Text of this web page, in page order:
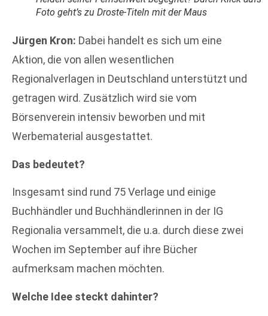
Foto geht’s zu Droste-Titeln mit der Maus
Jürgen Kron: Dabei handelt es sich um eine
Aktion, die von allen wesentlichen
Regionalverlagen in Deutschland unterstützt und
getragen wird. Zusätzlich wird sie vom
Börsenverein intensiv beworben und mit
Werbematerial ausgestattet.
Das bedeutet?
Insgesamt sind rund 75 Verlage und einige
Buchhändler und Buchhändlerinnen in der IG
Regionalia versammelt, die u.a. durch diese zwei
Wochen im September auf ihre Bücher
aufmerksam machen möchten.
Welche Idee steckt dahinter?